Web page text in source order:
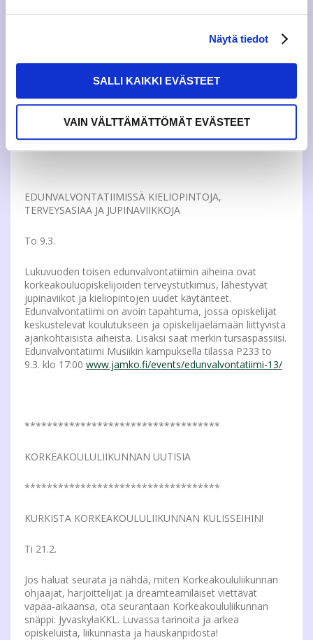
Näytä tiedot
SALLI KAIKKI EVÄSTEET
VAIN VÄLTTÄMÄTTÖMÄT EVÄSTEET
KUNTOSALIN AUKIOLOAJAT KONTAKTIVAPAALLA
Ma 27.2. – Su 5.3.
Kuntosali auki kontaktivapaalla viikolla Ma 27.2. – Pe 3.3.
klo 9.00 – 15.00. Lauantaina suljettu. Lisätietoja:
hyvinvointi(a)jamko.fi
EDUNVALVONTATIIMISSÄ KIELIOPINTOJA,
TERVEYSASIAA JA JUPINAVIIKKOJA
To 9.3.
Lukuvuoden toisen edunvalvontatiimin aiheina ovat
korkeakouluopiskelijoiden terveystutkimus, lähestyvät
jupinaviikot ja kieliopintojen uudet käytänteet.
Edunvalvontatiimi on avoin tapahtuma, jossa opiskelijat
keskustelevat koulutukseen ja opiskelijaelämään liittyvistä
ajankohtaisista aiheista. Lisäksi saat merkin tursaspassiisi.
Edunvalvontatiimi Musiikin kampuksella tilassa P233 to
9.3. klo 17:00 www.jamko.fi/events/edunvalvontatiimi-13/
***********************************
KORKEAKOULULIIKUNNAN UUTISIA
***********************************
KURKISTA KORKEAKOULULIIKUNNAN KULISSEIHIN!
Ti 21.2.
Jos haluat seurata ja nähdä, miten Korkeakoululiikunnan
ohjaajat, harjoittelijat ja dreamteamiläiset viettävät
vapaa-aikaansa, ota seurantaan Korkeakoululiikunnan
snäppi: JyvaskylaKKL. Luvassa tarinoita ja arkea
opiskeluista, liikunnasta ja hauskanpidosta!